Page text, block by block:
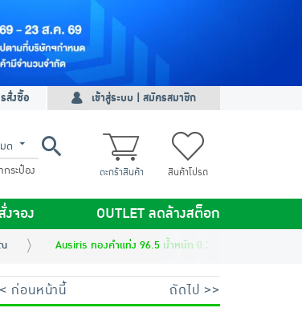
สั่งซื้อ เข้าสู่ระบบ | สมัครสมาชิก
ด
กระป๋อง ตะกร้าสินค้า สินค้าโปรด
งจอง OUTLET ลดล้างสต็อก
Ausiris ทองคำแท่ง 96.5 น้ำหนัก 0.3 กรัม พระพิฆเนศ (สี
ก่อนหน้านี้
ถัดไป >>